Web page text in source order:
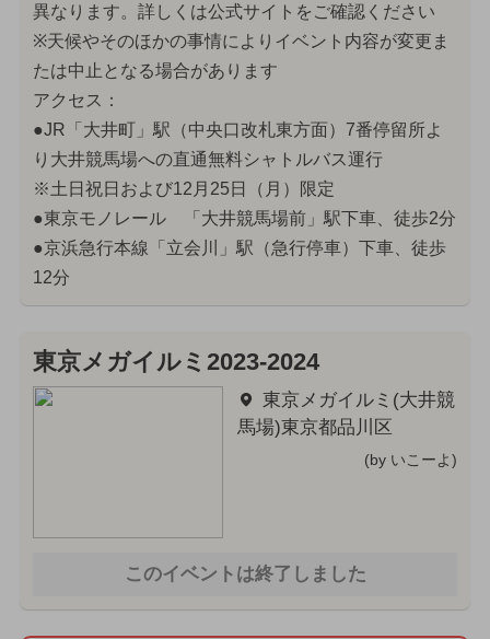
異なります。詳しくは公式サイトをご確認ください
※天候やそのほかの事情によりイベント内容が変更ま
たは中止となる場合があります
アクセス：
●JR「大井町」駅（中央口改札東方面）7番停留所よ
り大井競馬場への直通無料シャトルバス運行
※土日祝日および12月25日（月）限定
●東京モノレール 「大井競馬場前」駅下車、徒歩2分
●京浜急行本線「立会川」駅（急行停車）下車、徒歩
12分
東京メガイルミ2023-2024
東京メガイルミ(大井競
馬場)東京都品川区
(by いこーよ)
このイベントは終了しました